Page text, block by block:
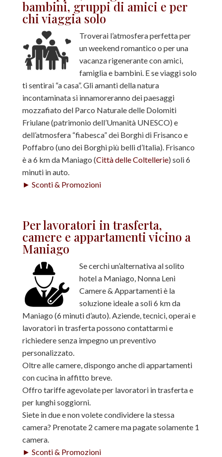
bambini, gruppi di amici e per
chi viaggia solo
Troverai l’atmosfera perfetta per
un weekend romantico o per una
vacanza rigenerante con amici,
famiglia e bambini. E se viaggi solo
ti sentirai “a casa”. Gli amanti della natura
incontaminata si innamoreranno dei paesaggi
mozzafiato del Parco Naturale delle Dolomiti
Friulane (patrimonio dell’Umanità UNESCO) e
dell’atmosfera “fiabesca” dei Borghi di Frisanco e
Poffabro (uno dei Borghi più belli d’Italia). Frisanco
è a 6 km da Maniago (Città delle Coltellerie) soli 6
minuti in auto.
► Sconti & Promozioni
Per lavoratori in trasferta,
camere e appartamenti vicino a
Maniago
Se cerchi un’alternativa al solito
hotel a Maniago, Nonna Leni
Camere & Appartamenti è la
soluzione ideale a soli 6 km da
Maniago (6 minuti d’auto). Aziende, tecnici, operai e
lavoratori in trasferta possono contattarmi e
richiedere senza impegno un preventivo
personalizzato.
Oltre alle camere, dispongo anche di appartamenti
con cucina in affitto breve.
Offro tariffe agevolate per lavoratori in trasferta e
per lunghi soggiorni.
Siete in due e non volete condividere la stessa
camera? Prenotate 2 camere ma pagate solamente 1
camera.
► Sconti & Promozioni